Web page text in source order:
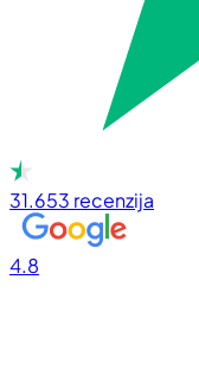
31.653 recenzija
4.8